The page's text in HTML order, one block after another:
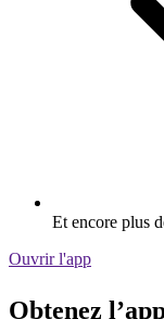
Et encore plus
Ouvrir l'app
Obtenez